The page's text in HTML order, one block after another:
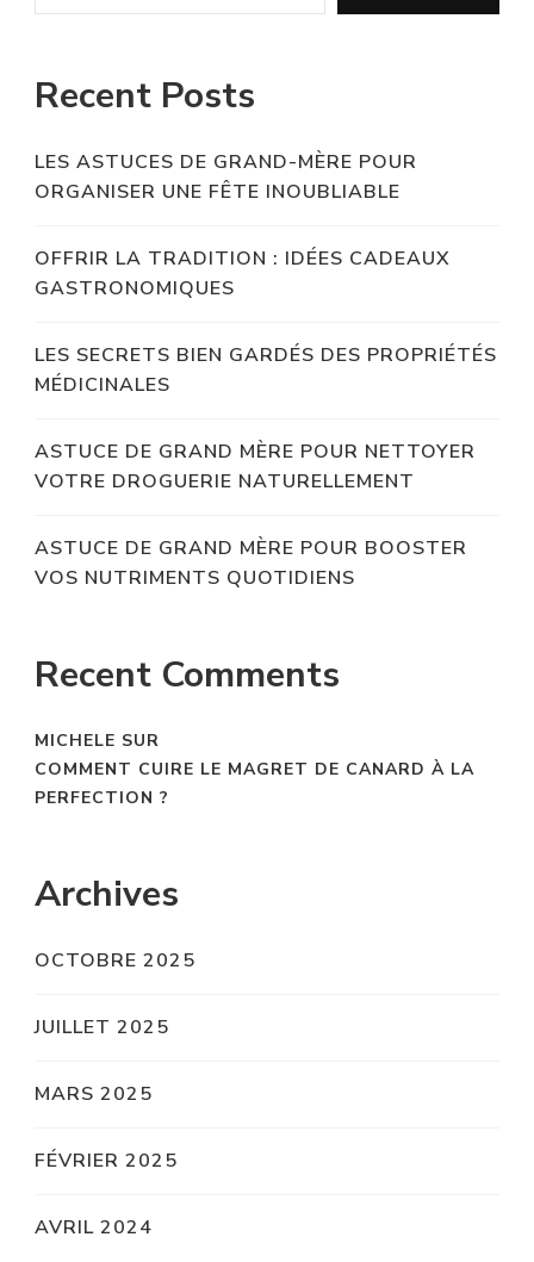
Recent Posts
LES ASTUCES DE GRAND-MÈRE POUR
ORGANISER UNE FÊTE INOUBLIABLE
OFFRIR LA TRADITION : IDÉES CADEAUX
GASTRONOMIQUES
LES SECRETS BIEN GARDÉS DES PROPRIÉTÉS
MÉDICINALES
ASTUCE DE GRAND MÈRE POUR NETTOYER
VOTRE DROGUERIE NATURELLEMENT
ASTUCE DE GRAND MÈRE POUR BOOSTER
VOS NUTRIMENTS QUOTIDIENS
Recent Comments
MICHELE SUR
COMMENT CUIRE LE MAGRET DE CANARD À LA
PERFECTION ?
Archives
OCTOBRE 2025
JUILLET 2025
MARS 2025
FÉVRIER 2025
AVRIL 2024